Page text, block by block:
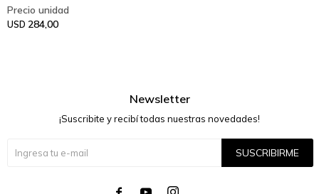
USD 284,00
Newsletter
¡Suscribite y recibí todas nuestras novedades!
SUSCRIBIRME
  